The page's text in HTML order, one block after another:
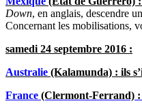
Down, en anglais, descendre
Concernant les mobilisations,
samedi 24 septembre 2016 :
Australie (Kalamunda) : ils
France (Clermont-Ferrand) :